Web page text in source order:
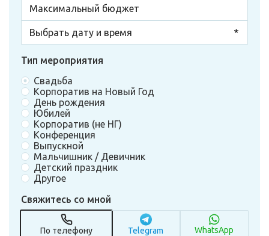
Тип мероприятия
Свадьба
Корпоратив на Новый Год
День рождения
Юбилей
Корпоратив (не НГ)
Конференция
Выпускной
Мальчишник / Девичник
Детский праздник
Другое
Свяжитесь со мной
По телефону Telegram WhatsApp